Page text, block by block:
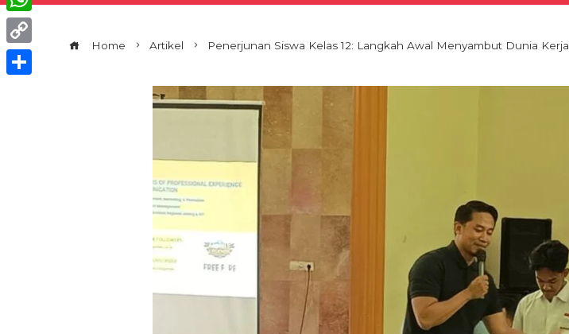
Home Artikel Penerjunan Siswa Kelas 12: Langkah Awal Menyambut Dunia Kerja
WhatsApp
Copy